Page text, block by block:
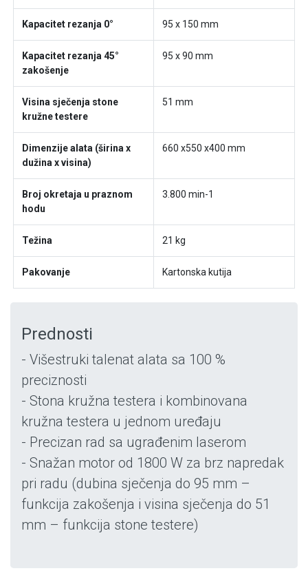
Kapacitet rezanja 0° 95 x 150 mm
Kapacitet rezanja 45°
zakošenje
95 x 90 mm
Visina sječenja stone
kružne testere
51 mm
Dimenzije alata (širina x
dužina x visina)
660 x550 x400 mm
Broj okretaja u praznom
hodu
3.800 min-1
Težina 21 kg
Pakovanje Kartonska kutija
Prednosti
- Višestruki talenat alata sa 100 %
preciznosti
- Stona kružna testera i kombinovana
kružna testera u jednom uređaju
- Precizan rad sa ugrađenim laserom
- Snažan motor od 1800 W za brz napredak
pri radu (dubina sječenja do 95 mm –
funkcija zakošenja i visina sječenja do 51
mm – funkcija stone testere)